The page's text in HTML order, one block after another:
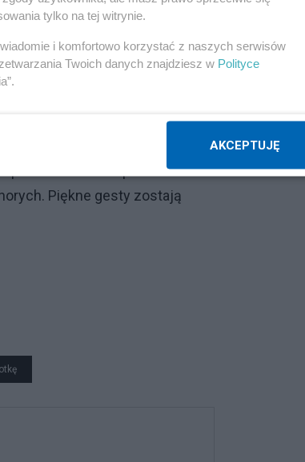
przykładu, precedensu,
w przyszłości. Dużo pan
dowód, że nie są to tylko czcze
Oczywiście nie tym, co to
do rozważań o poczuciu
Piękne gesty zostają
tylko na tej witrynie.
i komfortowo korzystać z naszych serwisów
Twoich danych znajdziesz w Polityce
AKCEPTUJĘ